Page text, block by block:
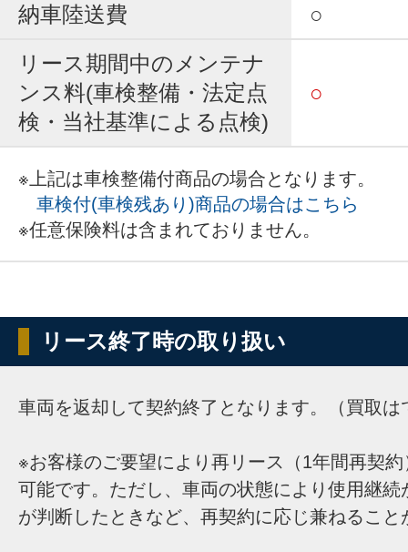
納車陸送費
○
リース期間中のメンテナ
ンス料(車検整備・法定点
検・当社基準による点検)
○
※上記は車検整備付商品の場合となります。
車検付(車検残あり)商品の場合はこちら
※任意保険料は含まれておりません。
リース終了時の取り扱い
車両を返却して契約終了となります。（買取は
※お客様のご要望により再リース（1年間再契
可能です。ただし、車両の状態により使用継続
が判断したときなど、再契約に応じ兼ねること